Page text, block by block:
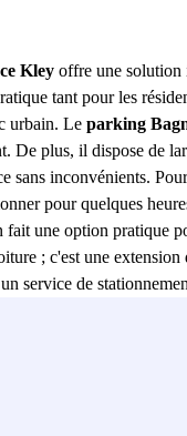
Kley offre une solution
tant pour les
urbain. Le parking
plus, il dispose de
sans inconvénients.
pour quelques
une option
; c'est une
service de